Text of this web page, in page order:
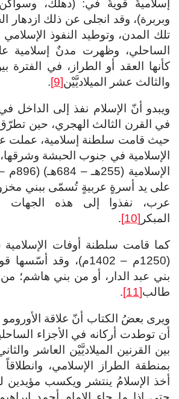
إسلاميةٌ قويةٌ في: (دهلك،
وبربرة)، وقد انجلى عن ذلك ازدهار
تلك المدن، وتوطيد النفوذ
الساحلي، وظهرت مدنٌ إسلامية
كأنها العقد أو الطراز، في الفترة
والثالث عشر الميلاديَّيْن[9]
.
ويبدو أنّ الإسلام نفذ إلى الداخل
في القرن الثالث الهجري، حين
حيث قامت سلطنة إسلامية، عملت
الإسلامية في جنوب الحبشة
على يد أسرةٍ عربيةٍ تُسمّى ببني
عرب، نفذوا إلى هذه
المبكر [10]
.
(1250م – 1402م)، وقد
بني عبد الدار، أو من بني هاشم؛
طالب[11]
.
ويرى بعضُ الكتاب أنّ علاقة الأورومو
أن توطدت أركانه في الأجزاء
بين القرنين الميلاديَّيْن العاشر
بمنطقة الطراز الإسلامي،
أخذ الإسلامُ ينتشر ويكسب مؤيدين